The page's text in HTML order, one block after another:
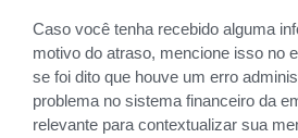
Caso você tenha recebido alguma
motivo do atraso, mencione isso no
se foi dito que houve um erro
problema no sistema financeiro da
relevante para contextualizar sua